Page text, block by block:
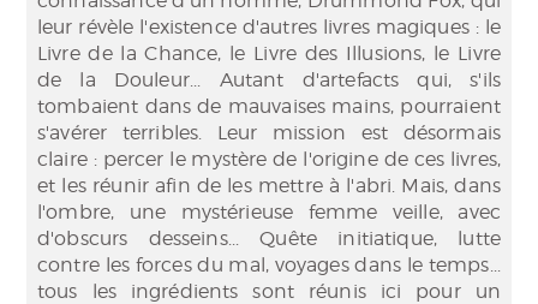
leur révèle l'existence d'autres livres magiques : le
Livre de la Chance, le Livre des Illusions, le Livre
de la Douleur... Autant d'artefacts qui, s'ils
tombaient dans de mauvaises mains, pourraient
s'avérer terribles. Leur mission est désormais
claire : percer le mystère de l'origine de ces livres,
et les réunir afin de les mettre à l'abri. Mais, dans
l'ombre, une mystérieuse femme veille, avec
d'obscurs desseins... Quête initiatique, lutte
contre les forces du mal, voyages dans le temps...
tous les ingrédients sont réunis ici pour un